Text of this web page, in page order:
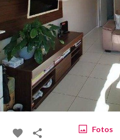
Fotos